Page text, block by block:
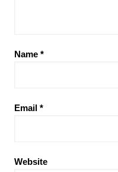
Name *
Email *
Website